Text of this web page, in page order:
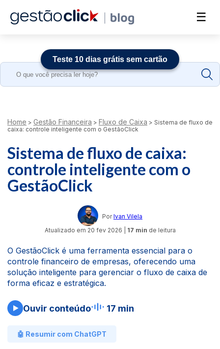
☰
Search
Home > Gestão Financeira > Fluxo de Caixa > Sistema de fluxo de
caixa: controle inteligente com o GestãoClick
Sistema de fluxo de caixa:
controle inteligente com o
GestãoClick
Por Ivan Vilela
Atualizado em 20 fev 2026 17 min de leitura
O GestãoClick é uma ferramenta essencial para o
controle financeiro de empresas, oferecendo uma
solução inteligente para gerenciar o fluxo de caixa de
forma eficaz e estratégica.
Ouvir conteúdo 17 min
🤖 Resumir com ChatGPT
Teste 10 dias grátis sem cartão